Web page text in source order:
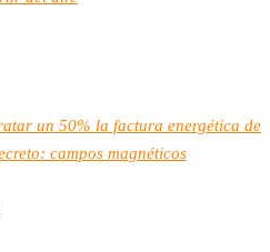
un 50% la factura energética de
campos magnéticos